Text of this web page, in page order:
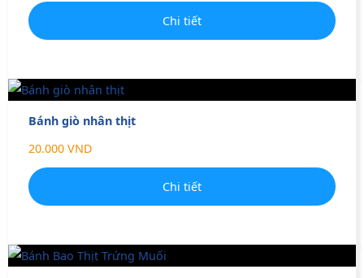
Chi tiết
Bánh giò nhân thịt
20.000 VND
Chi tiết